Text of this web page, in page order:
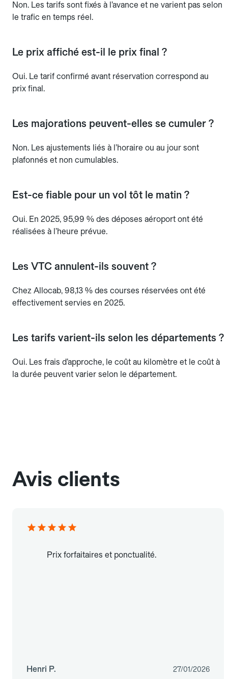
Non. Les tarifs sont fixés à l’avance et ne varient pas selon
le trafic en temps réel.
Le prix affiché est-il le prix final ?
Oui. Le tarif confirmé avant réservation correspond au
prix final.
Les majorations peuvent-elles se cumuler ?
Non. Les ajustements liés à l’horaire ou au jour sont
plafonnés et non cumulables.
Est-ce fiable pour un vol tôt le matin ?
Oui. En 2025, 95,99 % des déposes aéroport ont été
réalisées à l’heure prévue.
Les VTC annulent-ils souvent ?
Chez Allocab, 98,13 % des courses réservées ont été
effectivement servies en 2025.
Les tarifs varient-ils selon les départements ?
Oui. Les frais d’approche, le coût au kilomètre et le coût à
la durée peuvent varier selon le département.
Avis clients
Prix forfaitaires et ponctualité.
Henri P. 27/01/2026